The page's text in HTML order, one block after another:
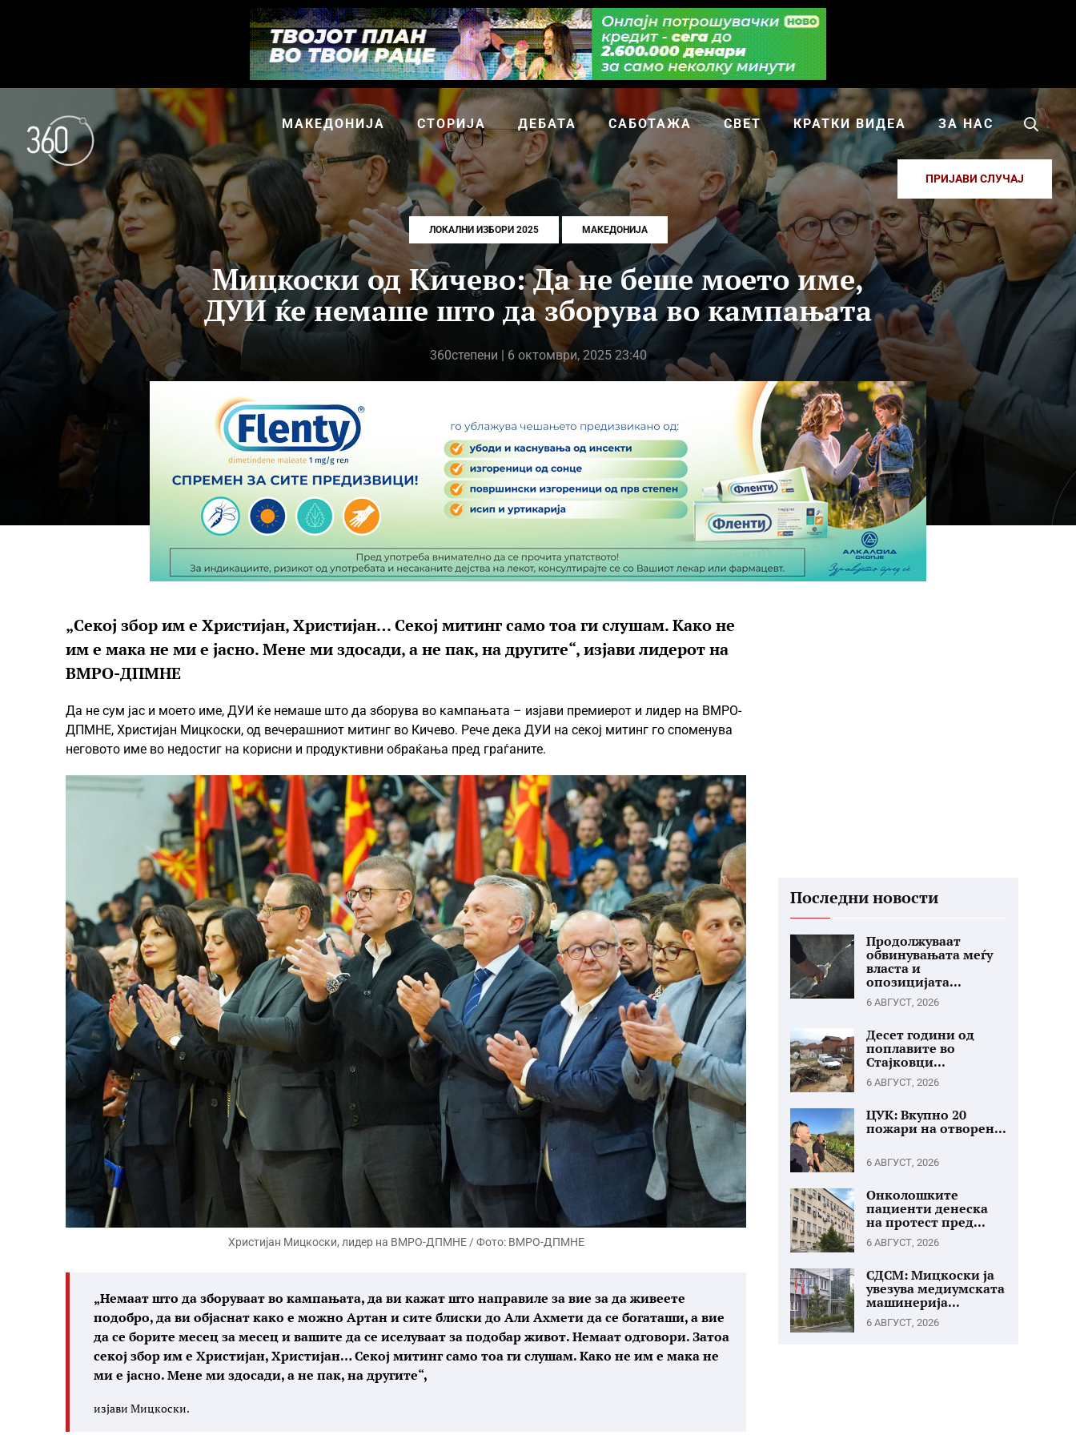
МАКЕДОНИЈА СТОРИЈА ДЕБАТА САБОТАЖА СВЕТ КРАТКИ ВИДЕА ЗА НАС
ПРИЈАВИ СЛУЧАЈ
ЛОКАЛНИ ИЗБОРИ 2025 МАКЕДОНИЈА
Мицкоски од Кичево: Да не беше моето име,
ДУИ ќе немаше што да зборува во кампањата
360степени | 6 октомври, 2025 23:40
„Секој збор им е Христијан, Христијан… Секој митинг само тоа ги слушам. Како не
им е мака не ми е јасно. Мене ми здосади, а не пак, на другите“, изјави лидерот на
ВМРО-ДПМНЕ
Да не сум јас и моето име, ДУИ ќе немаше што да зборува во кампањата – изјави премиерот и лидер на ВМРО-
ДПМНЕ, Христијан Мицкоски, од вечерашниот митинг во Кичево. Рече дека ДУИ на секој митинг го споменува
неговото име во недостиг на корисни и продуктивни обраќања пред граѓаните.
Христијан Мицкоски, лидер на ВМРО-ДПМНЕ / Фото: ВМРО-ДПМНЕ
„Немаат што да зборуваат во кампањата, да ви кажат што направиле за вие за да живеете
подобро, да ви објаснат како е можно Артан и сите блиски до Али Ахмети да се богаташи, а вие
да се борите месец за месец и вашите да се иселуваат за подобар живот. Немаат одговори. Затоа
секој збор им е Христијан, Христијан… Секој митинг само тоа ги слушам. Како не им е мака не
ми е јасно. Мене ми здосади, а не пак, на другите“,
изјави Мицкоски.
Последни новости
Продолжуваат
обвинувањата меѓу
власта и
опозицијата...
6 АВГУСТ, 2026
Десет години од
поплавите во
Стајковци...
6 АВГУСТ, 2026
ЦУК: Вкупно 20
пожари на отворен...
6 АВГУСТ, 2026
Онколошките
пациенти денеска
на протест пред...
6 АВГУСТ, 2026
СДСМ: Мицкоски ја
увезува медиумската
машинерија...
6 АВГУСТ, 2026